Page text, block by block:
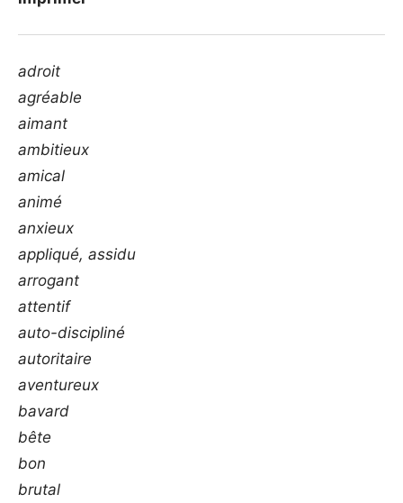
adroit
agréable
aimant
ambitieux
amical
animé
anxieux
appliqué, assidu
arrogant
attentif
auto-discipliné
autoritaire
aventureux
bavard
bête
bon
brutal